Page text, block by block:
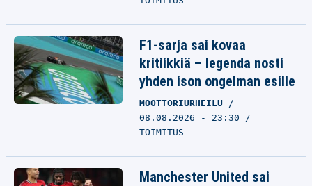
F1-sarja sai kovaa
kritiikkiä – legenda nosti
yhden ison ongelman esille
MOOTTORIURHEILU
08.08.2026 - 23:30
TOIMITUS
Manchester United sai